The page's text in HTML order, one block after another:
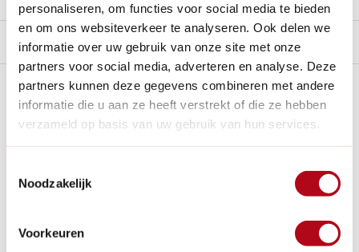
personaliseren, om functies voor social media te bieden
en om ons websiteverkeer te analyseren. Ook delen we
informatie over uw gebruik van onze site met onze
partners voor social media, adverteren en analyse. Deze
partners kunnen deze gegevens combineren met andere
informatie die u aan ze heeft verstrekt of die ze hebben
verzameld op basis van uw gebruik van hun services.
Noodzakelijk
Voorkeuren
Product video
Plus- en minpunten
Afhankelijk verstelbare poten voor elk terrein en EN131-7
variabele werkhoogtes.
Ondanks de draagbaarheid kan de robuuste constructie